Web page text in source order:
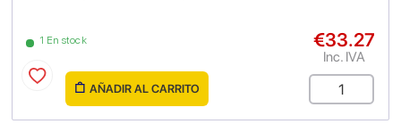
1 En stock €33.27
Inc. IVA
AÑADIR AL CARRITO